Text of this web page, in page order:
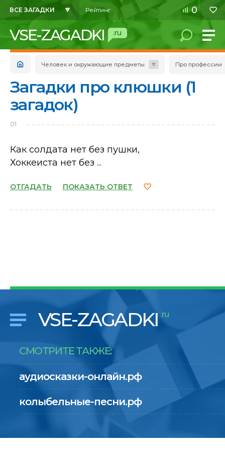
ВСЕ ЗАГАДКИ Рейтинг 0
VSE-ZAGADKI .ru
Человек и окружающие предметы Про профессии
Загадки про клюшки (1
загадок)
01
Как солдата нет без пушки,
Хоккеиста нет без ...
ОТГАДАТЬ ПОКАЗАТЬ ОТВЕТ
VSE-ZAGADKI .ru
СМОТРИТЕ ТАКЖЕ:
аудиосказки-онлайн.рф
колыбельные-песни.рф